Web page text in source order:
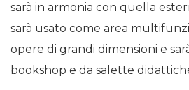
sarà in armonia con quella
sarà usato come area
opere di grandi dimensioni e
bookshop e da salette